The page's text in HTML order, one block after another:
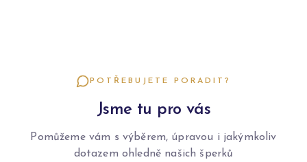
POTŘEBUJETE PORADIT?
Jsme tu pro vás
Pomůžeme vám s výběrem, úpravou i jakýmkoliv
dotazem ohledně našich šperků